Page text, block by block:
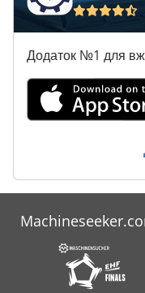
Додаток №1 для